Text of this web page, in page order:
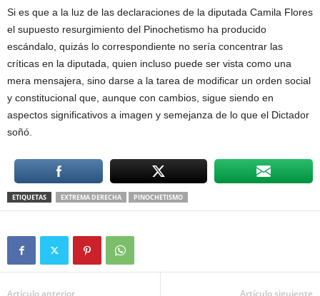
Si es que a la luz de las declaraciones de la diputada Camila Flores
el supuesto resurgimiento del Pinochetismo ha producido
escándalo, quizás lo correspondiente no sería concentrar las
críticas en la diputada, quien incluso puede ser vista como una
mera mensajera, sino darse a la tarea de modificar un orden social
y constitucional que, aunque con cambios, sigue siendo en
aspectos significativos a imagen y semejanza de lo que el Dictador
soñó.
ETIQUETAS EXTREMA DERECHA PINOCHETISMO
Artículo anterior Artículo siguiente